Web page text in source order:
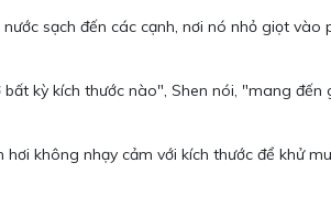
sạch đến các cạnh, nơi nó nhỏ giọt
kỳ kích thước nào", Shen nói, "mang
không nhạy cảm với kích thước để khử